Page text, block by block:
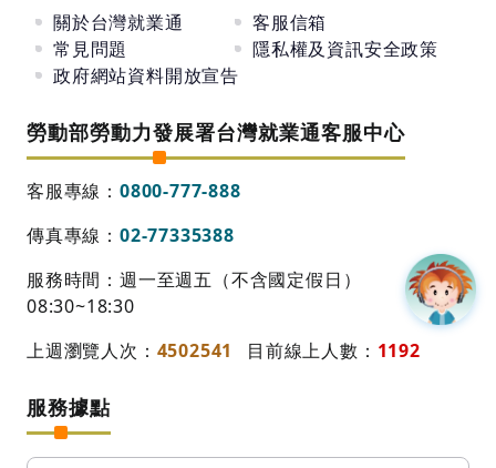
關於台灣就業通
客服信箱
常見問題
隱私權及資訊安全政策
政府網站資料開放宣告
勞動部勞動力發展署台灣就業通客服中心
客服專線： 0800-777-888
傳真專線： 02-77335388
服務時間：週一至週五（不含國定假日）
08:30~18:30
上週瀏覽人次： 4502541 目前線上人數： 1192
服務據點